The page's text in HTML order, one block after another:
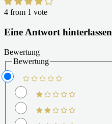
4 from 1 vote
Eine Antwort hinterlassen
Bewertung
Bewertung